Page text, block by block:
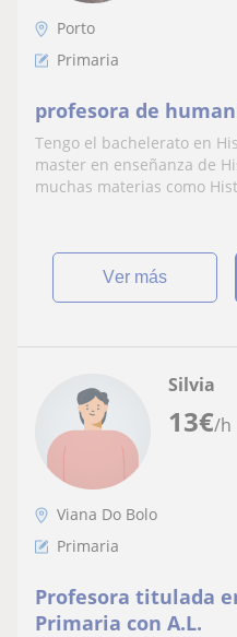
Porto
Primaria
profesora de
Tengo el bachelerato en
master en enseñanza de
muchas materias como
ver más
13€/h
Silvia
Viana Do Bolo
Primaria
Profesora titulada
Primaria con A.L.